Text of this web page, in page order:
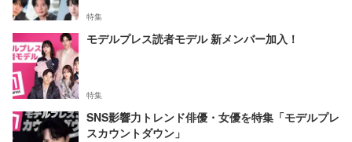
特集
モデルプレス読者モデル 新メンバー加入！
特集
SNS影響力トレンド俳優・女優を特集「モデルプレ
スカウントダウン」